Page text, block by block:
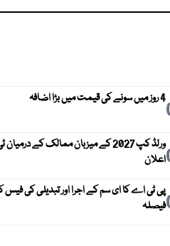
4 روز میں سونے کی قیمت میں بڑا اضافہ
ورلڈ کپ 2027 کے میزبان ممالک کے
اعلان
پی ٹی اے کا ای سم کے اجرا اور تبدیلی کی فیس
فیصلہ